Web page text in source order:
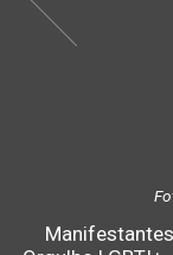
Orgulho